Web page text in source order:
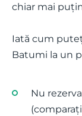
chiar mai
Iată cum
Batumi la un
Nu